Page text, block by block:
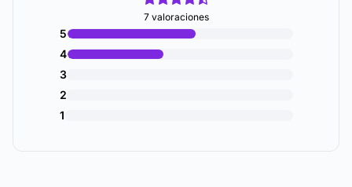
7 valoraciones
5
4
3
2
1